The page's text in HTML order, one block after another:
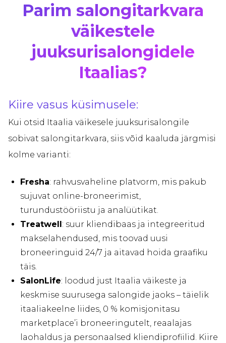
Parim salongitarkvara
väikestele
juuksurisalongidele
Itaalias?
Kiire vasus küsimusele:
Kui otsid Itaalia väikesele juuksurisalongile
sobivat salongitarkvara, siis võid kaaluda järgmisi
kolme varianti:
Fresha: rahvusvaheline platvorm, mis pakub
sujuvat online-broneerimist,
turundustööriistu ja analüütikat.
Treatwell : suur kliendibaas ja integreeritud
makselahendused, mis toovad uusi
broneeringuid 24/7 ja aitavad hoida graafiku
täis.
SalonLife: loodud just Itaalia väikeste ja
keskmise suurusega salongide jaoks – täielik
itaaliakeelne liides, 0 % komisjonitasu
marketplace’i broneeringutelt, reaalajas
laohaldus ja personaalsed kliendiprofiilid. Kiire